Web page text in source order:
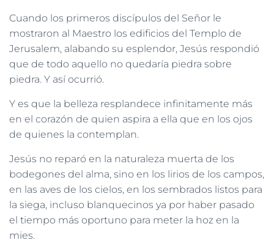
Cuando los primeros discípulos del Señor le
mostraron al Maestro los edificios del Templo de
Jerusalem, alabando su esplendor, Jesús respondió
que de todo aquello no quedaría piedra sobre
piedra. Y así ocurrió.
Y es que la belleza resplandece infinitamente más
en el corazón de quien aspira a ella que en los ojos
de quienes la contemplan.
Jesús no reparó en la naturaleza muerta de los
bodegones del alma, sino en los lirios de los campos,
en las aves de los cielos, en los sembrados listos para
la siega, incluso blanquecinos ya por haber pasado
el tiempo más oportuno para meter la hoz en la
mies.